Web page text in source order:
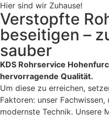
Hier sind wir Zuhause!
Verstopfte
beseitigen –
sauber
KDS Rohrservice
hervorragende Qualität.
Um diese zu erreichen,
Faktoren: unser
modernste Technik. Unsere